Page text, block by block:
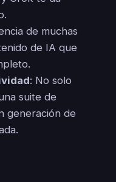
de muchas
de IA que
: No solo
suite de
generación de